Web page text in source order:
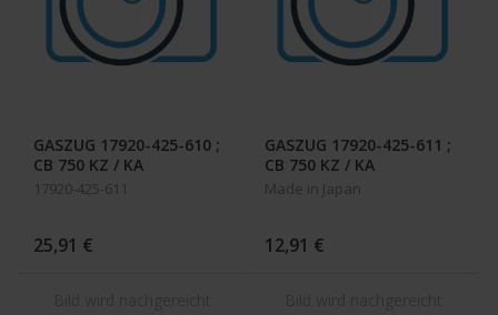
GASZUG 17920-425-610 ;
CB 750 KZ / KA
17920-425-611
25,91 €
GASZUG 17920-425-611 ;
CB 750 KZ / KA
Made in Japan
12,91 €